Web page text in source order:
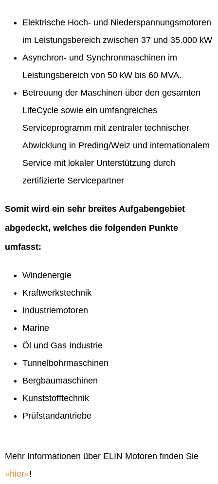
Elektrische Hoch- und Niederspannungsmotoren
im Leistungsbereich zwischen 37 und 35.000 kW
Asynchron- und Synchronmaschinen im
Leistungsbereich von 50 kW bis 60 MVA.
Betreuung der Maschinen über den gesamten
LifeCycle sowie ein umfangreiches
Serviceprogramm mit zentraler technischer
Abwicklung in Preding/Weiz und internationalem
Service mit lokaler Unterstützung durch
zertifizierte Servicepartner
Somit wird ein sehr breites Aufgabengebiet
abgedeckt, welches die folgenden Punkte
umfasst:
Windenergie
Kraftwerkstechnik
Industriemotoren
Marine
Öl und Gas Industrie
Tunnelbohrmaschinen
Bergbaumaschinen
Kunststofftechnik
Prüfstandantriebe
Mehr Informationen über ELIN Motoren finden Sie
hier !